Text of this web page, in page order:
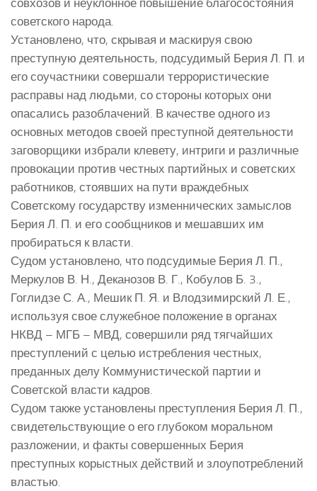
советского народа.
Установлено, что, скрывая и маскируя свою
преступную деятельность, подсудимый Берия Л. П. и
его соучастники совершали террористические
расправы над людьми, со стороны которых они
опасались разоблачений. В качестве одного из
основных методов своей преступной деятельности
заговорщики избрали клевету, интриги и различные
провокации против честных партийных и советских
работников, стоявших на пути враждебных
Советскому государству изменнических замыслов
Берия Л. П. и его сообщников и мешавших им
пробираться к власти.
Судом установлено, что подсудимые Берия Л. П.,
Меркулов В. Н., Деканозов В. Г., Кобулов Б. 3.,
Гоглидзе С. А., Мешик П. Я. и Влодзимирский Л. Е.,
используя свое служебное положение в органах
НКВД – МГБ – МВД, совершили ряд тягчайших
преступлений с целью истребления честных,
преданных делу Коммунистической партии и
Советской власти кадров.
Судом также установлены преступления Берия Л. П.,
свидетельствующие о его глубоком моральном
разложении, и факты совершенных Берия
преступных корыстных действий и злоупотреблений
властью.